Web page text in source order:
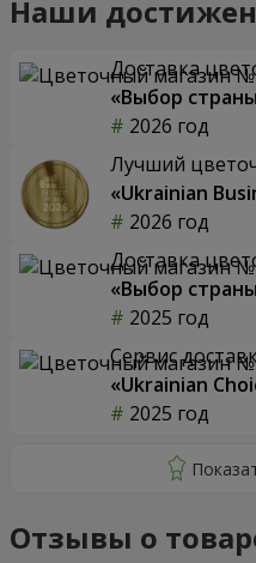
Наши
Доставка
«Выбор
2026 год
Лучший
«Ukrainian
2026 год
Доставка
«Выбор
2025 год
Сервис
«Ukrainian
2025 год
Отзывы о